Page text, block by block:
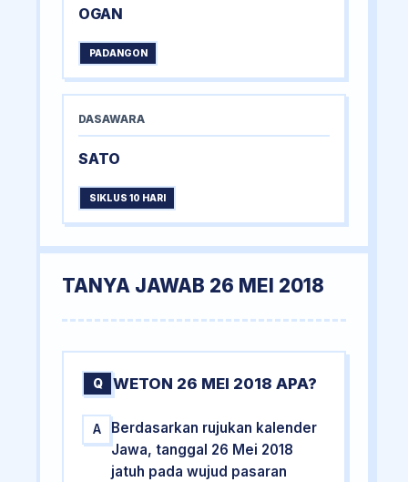
OGAN
PADANGON
DASAWARA
SATO
SIKLUS 10 HARI
TANYA JAWAB 26 MEI 2018
Q WETON 26 MEI 2018 APA?
A
Berdasarkan rujukan kalender
Jawa, tanggal 26 Mei 2018
jatuh pada wujud pasaran